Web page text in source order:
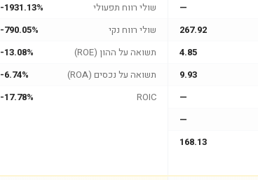
—
267.92
4.85
9.93
—
—
168.13
שולי רווח תפעולי
-1931.13%
שולי רווח נקי
-790.05%
תשואה על ההון (ROE)
-13.08%
תשואה על נכסים (ROA)
-6.74%
ROIC
-17.78%